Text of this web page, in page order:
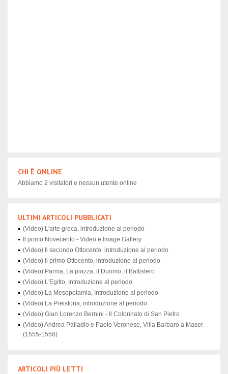
CHI È ONLINE
Abbiamo 2 visitatori e nessun utente online
ULTIMI ARTICOLI PUBBLICATI
(Video) L'arte greca, introduzione al periodo
Il primo Novecento - Video e Image Gallery
(Video) Il secondo Ottocento, introduzione al periodo
(Video) Il primo Ottocento, introduzione al periodo
(Video) Parma, La piazza, il Duomo, il Battistero
(Video) L'Egitto, Introduzione al periodo
(Video) La Mesopotamia, Introduzione al periodo
(Video) La Preistoria, introduzione al periodo
(Video) Gian Lorenzo Bernini - Il Colonnato di San Pietro
(Video) Andrea Palladio e Paolo Veronese, Villa Barbaro a Maser
(1555-1558)
ARTICOLI PIÙ LETTI